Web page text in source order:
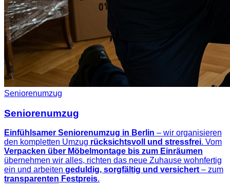
Seniorenumzug
Seniorenumzug
Einfühlsamer Seniorenumzug in Berlin – wir organisieren
den kompletten Umzug rücksichtsvoll und stressfrei. Vom
Verpacken über Möbelmontage bis zum Einräumen
übernehmen wir alles, richten das neue Zuhause wohnfertig
ein und arbeiten geduldig, sorgfältig und versichert– zum
transparenten Festpreis.